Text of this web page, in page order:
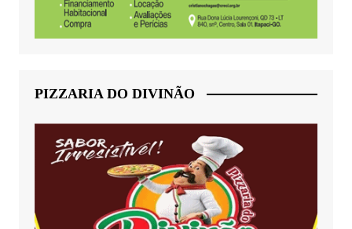
PIZZARIA DO DIVINÃO